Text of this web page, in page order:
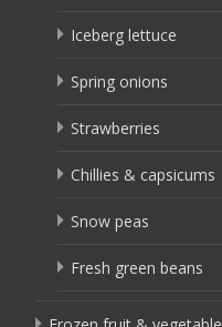
Iceberg lettuce
Spring onions
Strawberries
Chillies & capsicums
Snow peas
Fresh green beans